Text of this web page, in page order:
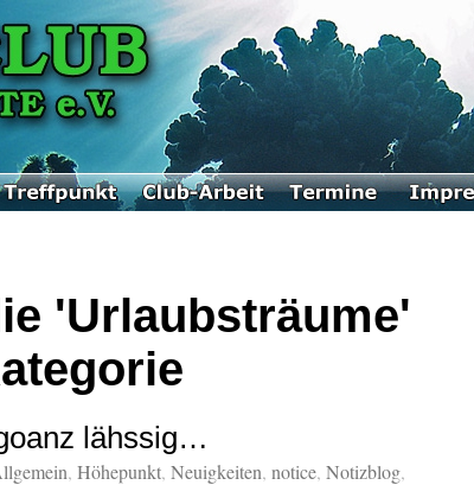
'Urlaubsträume'
lähssig…
, Höhepunkt, Neuigkeiten, notice, Notizblog,